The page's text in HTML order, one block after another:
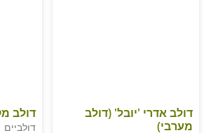
'יובל' (דולב דולב מקסיקני